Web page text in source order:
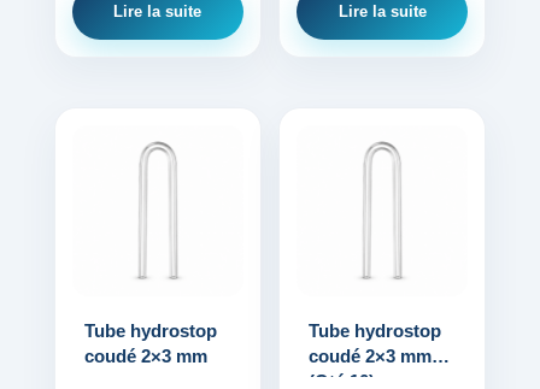
Lire la suite Lire la suite
Tube hydrostop
coudé 2×3 mm
Tube hydrostop
coudé 2×3 mm
(Qté 10)